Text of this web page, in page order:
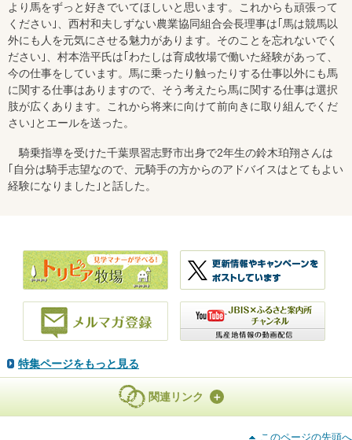
より馬をずっと好きでいてほしいと思います。これからも頑張って
ください｣、西村和夫しずない農業協同組合会長理事は｢馬は競馬以
外にも人を元気にさせる魅力があります。そのことを忘れないでく
ださい｣、村本浩平氏は｢わたしは育成牧場で働いた経験があって、
今の仕事をしています。馬に乗ったり触ったりする仕事以外にも馬
に関する仕事はありますので、そう考えたら馬に関する仕事は選択
肢が広くあります。これから将来に向けて前向きに取り組んでくだ
さい｣とエールを送った。
騎乗指導を受けた千葉県習志野市出身で2年生の鈴木珀翔さんは
｢自分は騎手志望なので、元騎手の方からのアドバイスはとてもよい
経験になりました｣と話した。
特集ページをもっと見る
関連リンク
このページの先頭へ